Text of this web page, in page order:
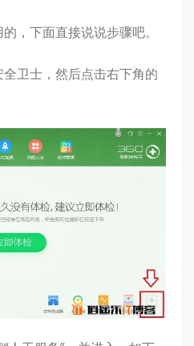
，下面直接说说步骤吧。
卫士，然后点击右下角的